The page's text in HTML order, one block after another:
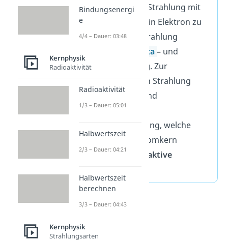
elektromagnetische Strahlung mit
genug
, um ein Elektron zu
lösen. Zur Teilchenstrahlung
Beta– und
Neutronenstrahlung.Zur
elektromagnetischen Strahlung
gehörenGamma
und
Röntgenstrahlung
Ionosierende Strahlung, welche
beim Zerfall eines Atomkern
entsteht, heißt
radioaktive
Bindungsenergi
e
4/4 – Dauer: 03:48
Kernphysik
Radioaktivität
Radioaktivität
1/3 – Dauer: 05:01
Halbwertszeit
2/3 – Dauer: 04:21
Halbwertszeit
berechnen
3/3 – Dauer: 04:43
Kernphysik
Strahlungsarten